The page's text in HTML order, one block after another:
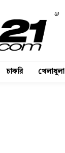
©
চাকরি খেলাধুলা